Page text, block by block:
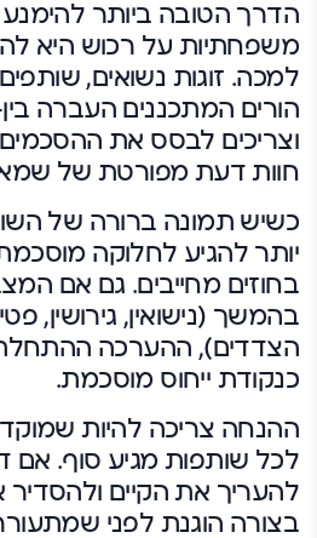
הדרך הטובה ביותר
משפחתיות על רכוש היא
למכה. זוגות נשואים,
הורים המתכננים העברה בין-
וצריכים לבסס את
חוות דעת מפורטת של
כשיש תמונה ברורה של
יותר להגיע לחלוקה
בחוזים מחייבים. גם אם
בהמשך (נישואין, גירושין,
הצדדים), ההערכה
כנקודת ייחוס מוסכמת.
ההנחה צריכה להיות
לכל שותפות מגיע סוף. אם
להעריך את הקיים ולהסדיר
בצורה הוגנת לפני